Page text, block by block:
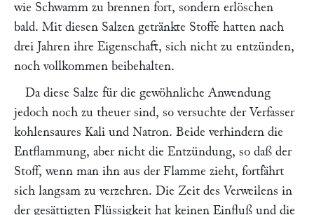
wie Schwamm zu brennen fort, sondern erlöschen
bald. Mit diesen Salzen getränkte Stoffe hatten nach
drei Jahren ihre Eigenschaft, sich nicht zu entzünden,
noch vollkommen beibehalten.
Da diese Salze für die gewöhnliche Anwendung
jedoch noch zu theuer sind, so versuchte der Verfasser
kohlensaures Kali und Natron. Beide verhindern die
Entflammung, aber nicht die Entzündung, so daß der
Stoff, wenn man ihn aus der Flamme zieht, fortfährt
sich langsam zu verzehren. Die Zeit des Verweilens in
der gesättigten Flüssigkeit hat keinen Einfluß und die